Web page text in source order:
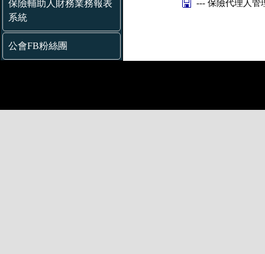
保險輔助人財務業務報表
系統
公會FB粉絲團
--- 保險代理人